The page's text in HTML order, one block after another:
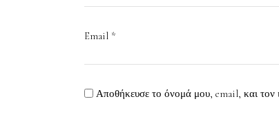
Email *
Αποθήκευσε το όνομά μου, email, και τον